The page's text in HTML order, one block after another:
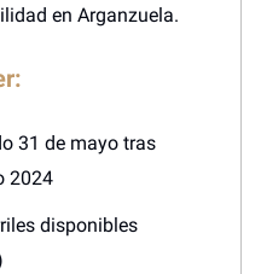
en Arganzuela.
31 de mayo tras
2024
disponibles